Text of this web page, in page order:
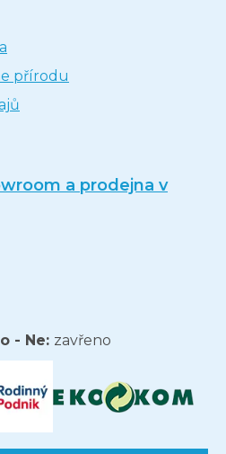
přírodu
a prodejna v
- Ne: zavřeno